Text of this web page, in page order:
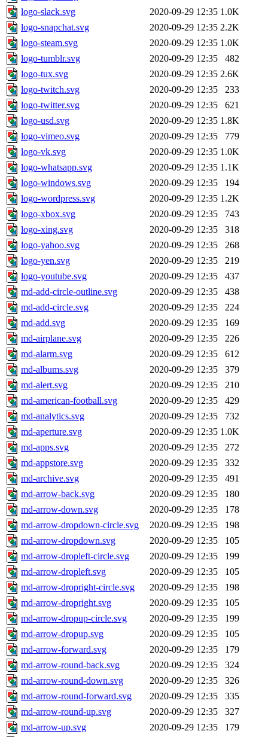
logo-slack.svg
2020-09-29 12:35 1.0K
logo-snapchat.svg
2020-09-29 12:35 2.2K
logo-steam.svg
2020-09-29 12:35 1.0K
logo-tumblr.svg
2020-09-29 12:35
482
logo-tux.svg
2020-09-29 12:35 2.6K
logo-twitch.svg
2020-09-29 12:35
233
logo-twitter.svg
2020-09-29 12:35
621
logo-usd.svg
2020-09-29 12:35 1.8K
logo-vimeo.svg
2020-09-29 12:35
779
logo-vk.svg
2020-09-29 12:35 1.0K
logo-whatsapp.svg
2020-09-29 12:35 1.1K
logo-windows.svg
2020-09-29 12:35
194
logo-wordpress.svg
2020-09-29 12:35 1.2K
logo-xbox.svg
2020-09-29 12:35
743
logo-xing.svg
2020-09-29 12:35
318
logo-yahoo.svg
2020-09-29 12:35
268
logo-yen.svg
2020-09-29 12:35
219
logo-youtube.svg
2020-09-29 12:35
437
md-add-circle-outline.svg
2020-09-29 12:35
438
md-add-circle.svg
2020-09-29 12:35
224
md-add.svg
2020-09-29 12:35
169
md-airplane.svg
2020-09-29 12:35
226
md-alarm.svg
2020-09-29 12:35
612
md-albums.svg
2020-09-29 12:35
379
md-alert.svg
2020-09-29 12:35
210
md-american-football.svg
2020-09-29 12:35
429
md-analytics.svg
2020-09-29 12:35
732
md-aperture.svg
2020-09-29 12:35 1.0K
md-apps.svg
2020-09-29 12:35
272
md-appstore.svg
2020-09-29 12:35
332
md-archive.svg
2020-09-29 12:35
491
md-arrow-back.svg
2020-09-29 12:35
180
md-arrow-down.svg
2020-09-29 12:35
178
md-arrow-dropdown-circle.svg
2020-09-29 12:35
198
md-arrow-dropdown.svg
2020-09-29 12:35
105
md-arrow-dropleft-circle.svg
2020-09-29 12:35
199
md-arrow-dropleft.svg
2020-09-29 12:35
105
md-arrow-dropright-circle.svg
2020-09-29 12:35
198
md-arrow-dropright.svg
2020-09-29 12:35
105
md-arrow-dropup-circle.svg
2020-09-29 12:35
199
md-arrow-dropup.svg
2020-09-29 12:35
105
md-arrow-forward.svg
2020-09-29 12:35
179
md-arrow-round-back.svg
2020-09-29 12:35
324
md-arrow-round-down.svg
2020-09-29 12:35
326
md-arrow-round-forward.svg
2020-09-29 12:35
335
md-arrow-round-up.svg
2020-09-29 12:35
327
md-arrow-up.svg
2020-09-29 12:35 179